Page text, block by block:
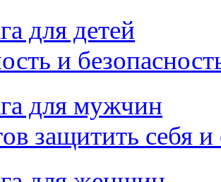
для детей
и
для мужчин
защитить себя